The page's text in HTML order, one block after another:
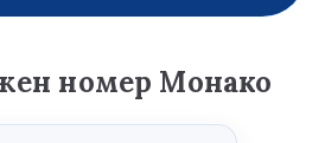
номер Монако